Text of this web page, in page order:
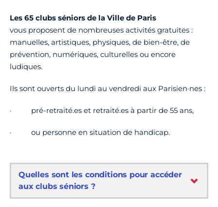
Les 65 clubs séniors de la Ville de Paris
vous proposent de nombreuses activités gratuites :
manuelles, artistiques, physiques, de bien-être, de
prévention, numériques, culturelles ou encore
ludiques.
Ils sont ouverts du lundi au vendredi aux Parisien·nes :
· pré-retraité.es et retraité.es à partir de 55 ans,
· ou personne en situation de handicap.
Quelles sont les conditions pour accéder
aux clubs séniors ?